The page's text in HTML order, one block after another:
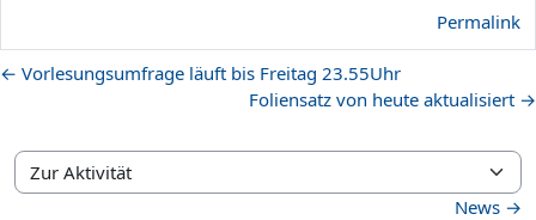
Permalink
← Vorlesungsumfrage läuft bis Freitag 23.55Uhr
Foliensatz von heute aktualisiert →
Zur Aktivität
News →